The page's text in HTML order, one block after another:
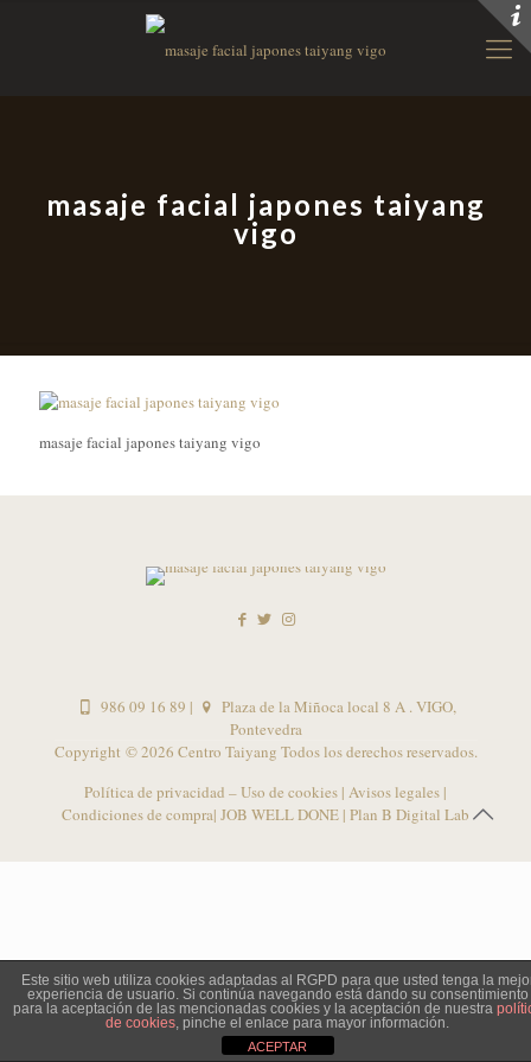
masaje facial japones taiyang
vigo
masaje facial japones taiyang vigo
986 09 16 89 |
Plaza de la Miñoca local 8 A . VIGO,
Pontevedra
Copyright ©2026 Centro Taiyang Todos los derechos reservados.
Política de privacidad – Uso de cookies | Avisos legales |
Condiciones de compra| JOB WELL DONE | Plan B Digital Lab
Este sitio web utiliza cookies adaptadas al RGPD para que usted tenga la
experiencia de usuario. Si continúa navegando está dando su consentimiento
para la aceptación de las mencionadas cookies y la aceptación de nuestra
de cookies, pinche el enlace para mayor información.
ACEPTAR